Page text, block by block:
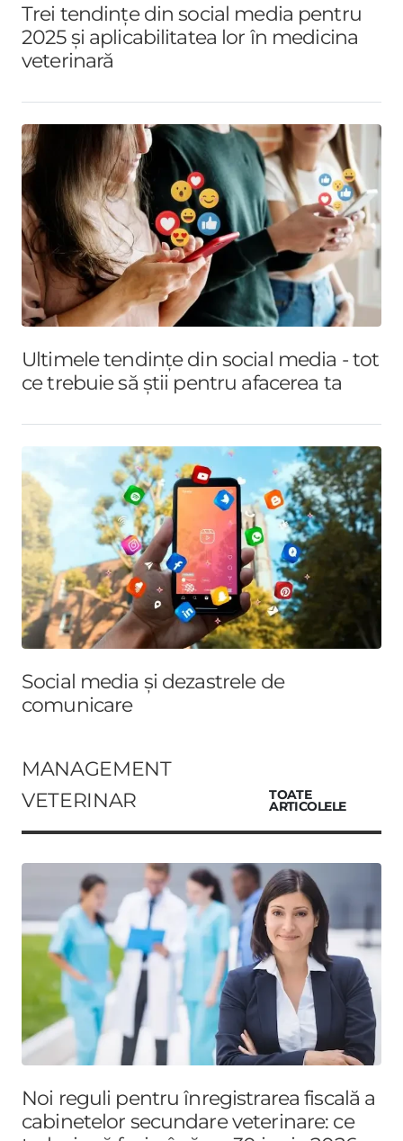
Trei tendințe din social media pentru
2025 și aplicabilitatea lor în medicina
veterinară
Ultimele tendințe din social media - tot
ce trebuie să știi pentru afacerea ta
Social media și dezastrele de
comunicare
MANAGEMENT
VETERINAR
TOATE
ARTICOLELE
Noi reguli pentru înregistrarea fiscală a
cabinetelor secundare veterinare: ce